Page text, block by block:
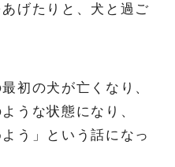
げたりと、犬と過ご
初の犬が亡くなり、
うな状態になり、
う」という話になっ